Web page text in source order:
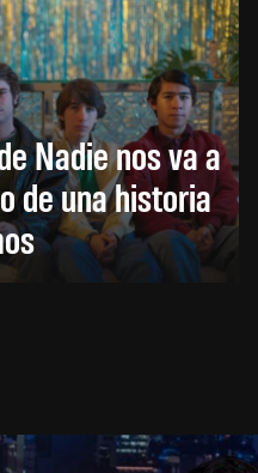
Nadie nos va a
de una historia